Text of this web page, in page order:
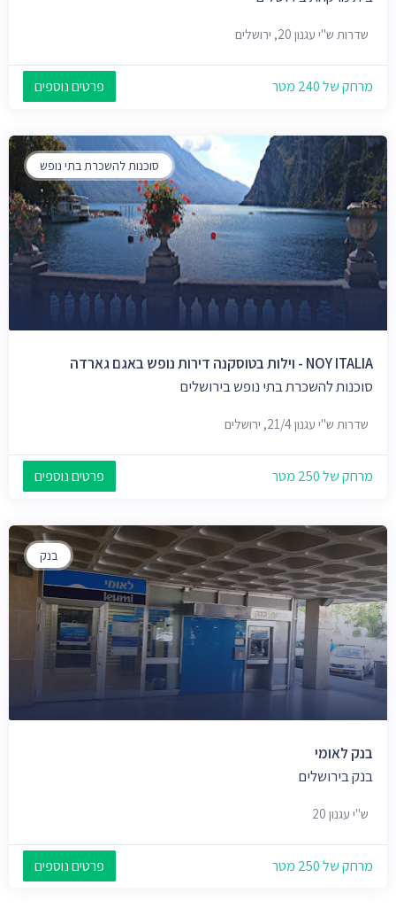
שדרות ש"י עגנון 20, ירושלים
מרחק של 240 מטר פרטים נוספים
סוכנות להשכרת בתי נופש
NOY ITALIA - וילות בטוסקנה דירות נופש באגם גארדה
סוכנות להשכרת בתי נופש בירושלים
שדרות ש"י עגנון 21/4, ירושלים
מרחק של 250 מטר פרטים נוספים
בנק
בנק לאומי
בנק בירושלים
ש"י עגנון 20
מרחק של 250 מטר פרטים נוספים